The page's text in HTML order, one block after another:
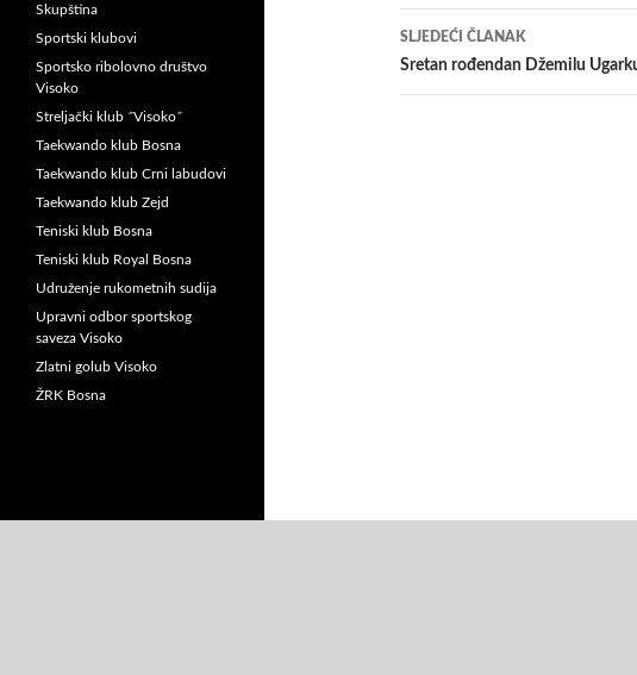
SLJEDEĆI ČLANAK
Sretan rođendan Džemilu
Skupština
Sportski klubovi
Sportsko ribolovno društvo
Visoko
Streljački klub ˝Visoko˝
Taekwando klub Bosna
Taekwando klub Crni labudovi
Taekwando klub Zejd
Teniski klub Bosna
Teniski klub Royal Bosna
Udruženje rukometnih sudija
Upravni odbor sportskog
saveza Visoko
Zlatni golub Visoko
ŽRK Bosna